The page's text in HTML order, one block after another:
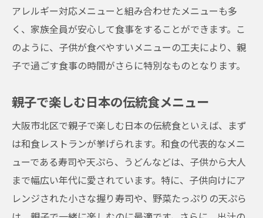
アレルギー対応メニューと組み合わせたメニューも多
く、家族全員が安心して食事をすることができます。こ
のように、子供が食べやすいメニューの工夫により、親
子で過ごす食事の時間がさらに特別なものとなります。
親子で楽しむ日本の伝統食メニュー
大阪市北区で親子で楽しむ日本の伝統食といえば、まず
は和食レストランが挙げられます。和食の代表的なメニ
ューである寿司や天ぷら、うどんなどは、子供から大人
まで幅広い年代に愛されています。特に、子供向けにア
レンジされた小さな握り寿司や、野菜たっぷりの天ぷら